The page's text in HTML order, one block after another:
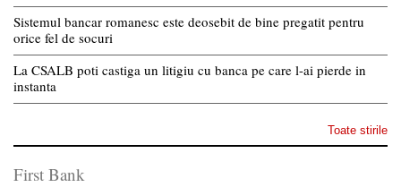
Sistemul bancar romanesc este deosebit de bine pregatit pentru
orice fel de socuri
La CSALB poti castiga un litigiu cu banca pe care l-ai pierde in
instanta
Toate stirile
First Bank